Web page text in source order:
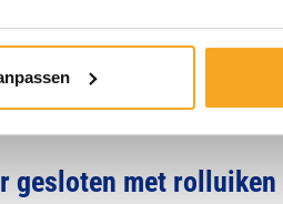
gesloten met rolluiken